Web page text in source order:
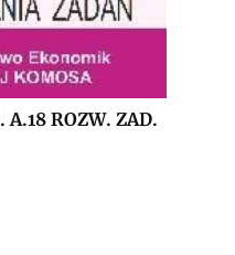
A.18 ROZW. ZAD.